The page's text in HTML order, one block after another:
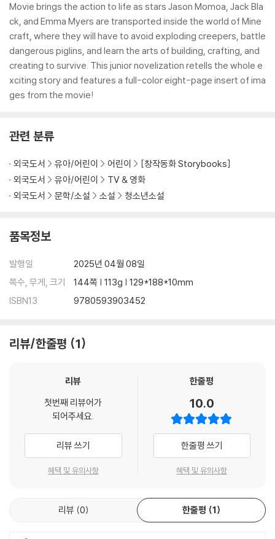
Movie brings the action to life as stars Jason Momoa, Jack Bla
ck, and Emma Myers are transported inside the world of Mine
craft, where they will have to avoid exploding creepers, battle
dangerous piglins, and learn the arts of building, crafting, and
creating to survive. This junior novelization retells the whole e
xciting story and features a full-color eight-page insert of ima
ges from the movie!
관련 분류
외국도서 유아/어린이 어린이
[창작동화 Storybooks]
외국도서
유아/어린이
TV & 영화
외국도서
문학/소설 소설 청소년소설
품목정보
발행일
2025년 04월 08일
쪽수, 무게, 크기
144쪽 | 113g | 129*188*10mm
ISBN13
9780593903452
리뷰/한줄평 1
리뷰
첫번째 리뷰어가
되어주세요.
리뷰 쓰기
혜택 및 유의사항
한줄평
10.0
한줄평 쓰기
혜택 및 유의사항
리뷰 0 한줄평 1